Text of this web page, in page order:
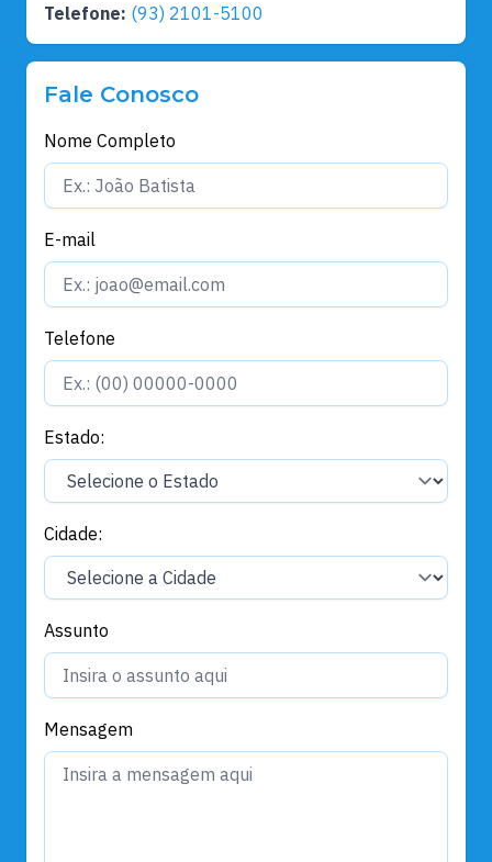
Telefone: (93) 2101-5100
Fale Conosco
Nome Completo
E-mail
Telefone
Estado:
Cidade:
Assunto
Mensagem